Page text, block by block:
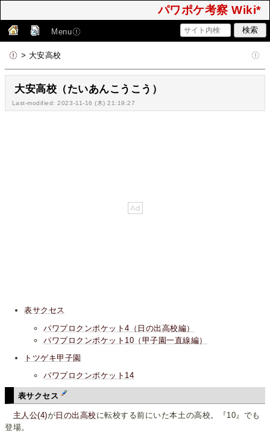
パワポケ考察 Wiki*
Menu
> 大安高校
大安高校（たいあんこうこう）
Last-modified: 2023-11-16 (木) 21:19:27
表サクセス
パワプロクンポケット4（日の出高校編）
パワプロクンポケット10（甲子園一直線編）
トツゲキ甲子園
パワプロクンポケット14
表サクセス
主人公(4)が 日の出高校 に転校する前にいた本土の高校。『10』でも
登場。